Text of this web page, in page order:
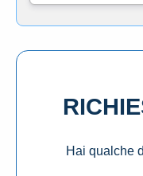
Hai qualche